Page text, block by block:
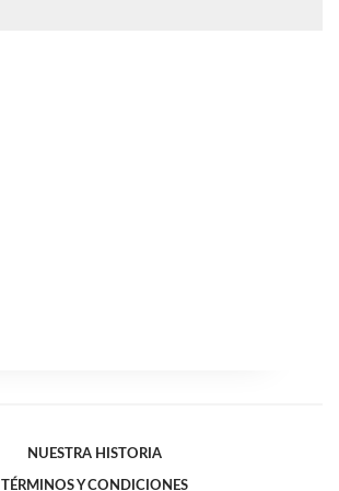
NUESTRA HISTORIA
TÉRMINOS Y CONDICIONES